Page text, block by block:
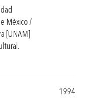
México /
[UNAM]
1994